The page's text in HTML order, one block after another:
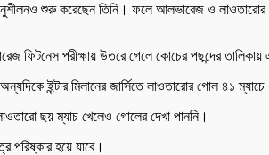
শুরু করেছেন তিনি। ফলে আলভারেজ ও
ফিটনেস পরীক্ষায় উতরে গেলে কোচের পছন্দের তালিকায়
ইন্টার মিলানের জার্সিতে লাওতারোর গোল ৪১ ম্যাচে
ছয় ম্যাচ খেলেও গোলের দেখা পাননি।
পরিষ্কার হয়ে যাবে।